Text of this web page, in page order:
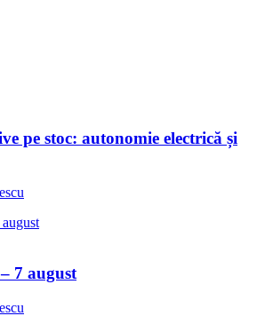
pe stoc: autonomie electrică și
7 august